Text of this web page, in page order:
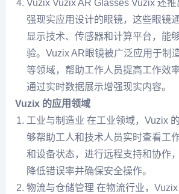
Vuzix Vuzix AR Glasses Vuzix 还
强现实应用设计的眼镜，这些眼镜
显示技术、传感器和计算平台，能
验。Vuzix AR眼镜被广泛应用于制
等领域，帮助工作人员提高工作效
通过实时数据展示增强现实内容。
Vuzix 的应用领域
工业与制造业 在工业领域，Vuzix
够帮助工人和技术人员实时查看工
和设备状态，进行远程支持和协作
降低错误率并确保安全操作。
物流与仓储管理 在物流行业，